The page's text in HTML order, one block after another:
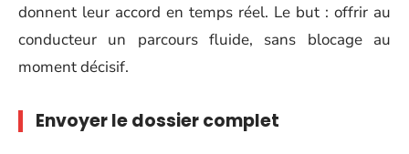
donnent leur accord en temps réel. Le but : offrir au
conducteur un parcours fluide, sans blocage au
moment décisif.
Envoyer le dossier complet